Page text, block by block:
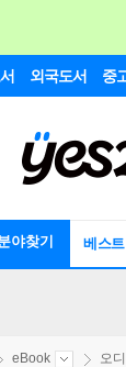
외국도서 중
야찾기 베스트
eBook 오